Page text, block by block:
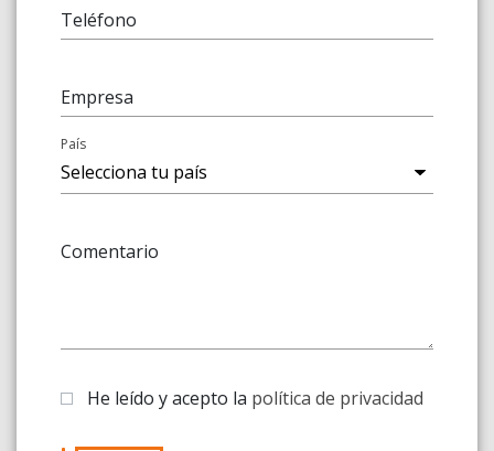
Teléfono
Empresa
País
Comentario
He leído y acepto la política de privacidad